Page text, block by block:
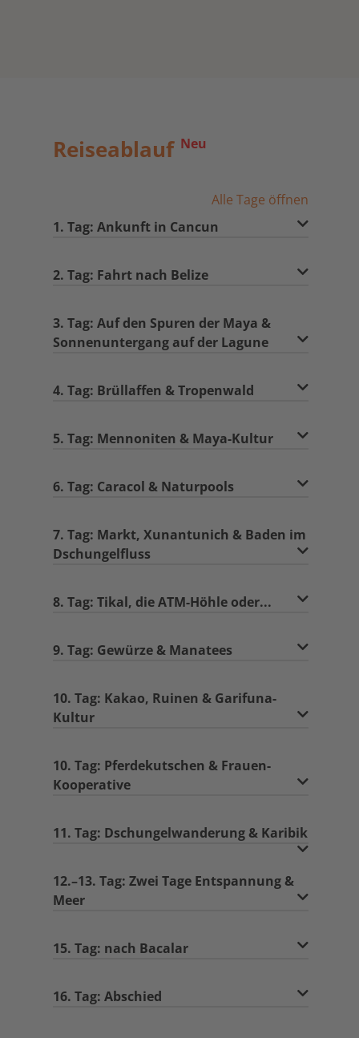
Reiseablauf Neu
Alle Tage öffnen
1. Tag: Ankunft in Cancun
2. Tag: Fahrt nach Belize
3. Tag: Auf den Spuren der Maya &
Sonnenuntergang auf der Lagune
4. Tag: Brüllaffen & Tropenwald
5. Tag: Mennoniten & Maya-Kultur
6. Tag: Caracol & Naturpools
7. Tag: Markt, Xunantunich & Baden im
Dschungelfluss
8. Tag: Tikal, die ATM-Höhle oder...
9. Tag: Gewürze & Manatees
10. Tag: Kakao, Ruinen & Garifuna-
Kultur
10. Tag: Pferdekutschen & Frauen-
Kooperative
11. Tag: Dschungelwanderung & Karibik
12.–13. Tag: Zwei Tage Entspannung &
Meer
15. Tag: nach Bacalar
16. Tag: Abschied